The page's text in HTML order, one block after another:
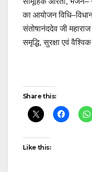
का आयोजन
संतोषानंददेव जी
समृद्धि, सुरक्षा एवं
Post
Share this:
Like this: